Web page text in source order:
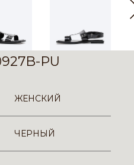
PU
ЖЕНСКИЙ
ЧЕРНЫЙ